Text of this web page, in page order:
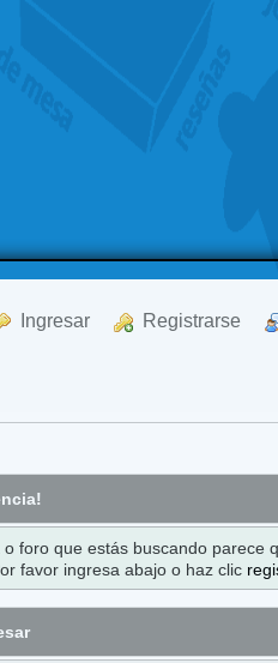
Ingresar Registrarse
o foro que estás buscando parece
favor ingresa abajo o haz clic